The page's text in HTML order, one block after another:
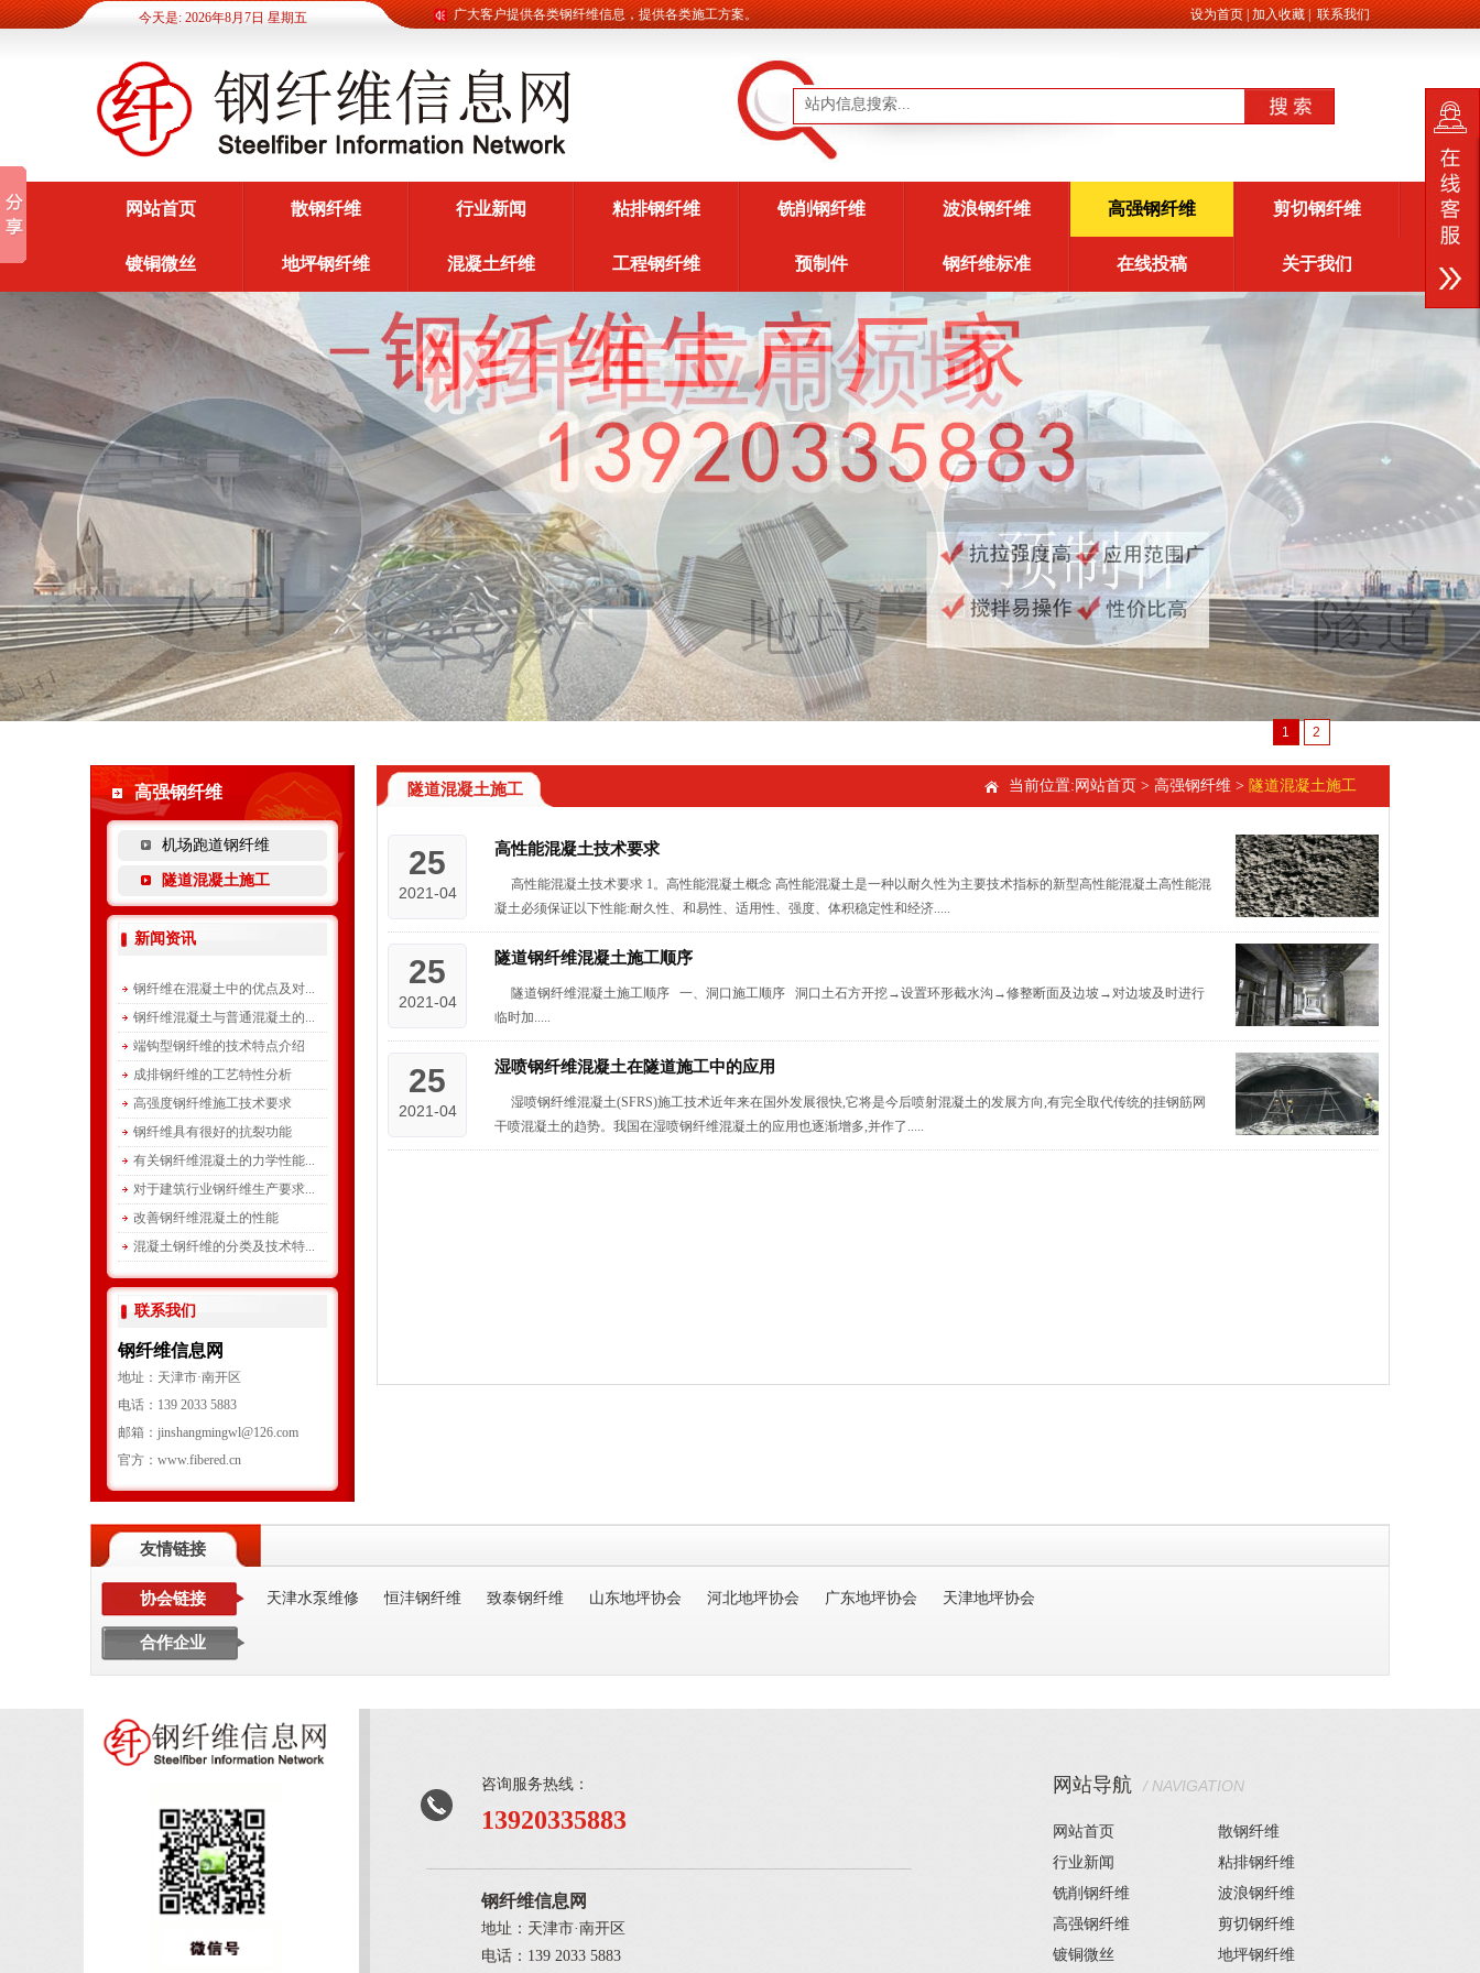
今天是: 2026年8月7日 星期五 设为首页|加入收藏|联系我们
钢纤维信息网为广大客户提供各类钢纤维信息，提供各类施工方案。
网站首页 散钢纤维 行业新闻 粘排钢纤维 铣削钢纤维 波浪钢纤维 高强钢纤维 剪切钢纤维
镀铜微丝 地坪钢纤维 混凝土纤维 工程钢纤维 预制件 钢纤维标准 在线投稿 关于我们
1 2
高强钢纤维
机场跑道钢纤维
隧道混凝土施工
新闻资讯
钢纤维在混凝土中的优点及对...
钢纤维混凝土与普通混凝土的...
端钩型钢纤维的技术特点介绍
成排钢纤维的工艺特性分析
高强度钢纤维施工技术要求
钢纤维具有很好的抗裂功能
有关钢纤维混凝土的力学性能...
对于建筑行业钢纤维生产要求...
改善钢纤维混凝土的性能
混凝土钢纤维的分类及技术特...
联系我们
钢纤维信息网
地址：天津市·南开区
电话：139 2033 5883
邮箱：jinshangmingwl@126.com
官方：www.fibered.cn
隧道混凝土施工 当前位置: 网站首页 > 高强钢纤维 > 隧道混凝土施工
25
2021-04
高性能混凝土技术要求
高性能混凝土技术要求 1。高性能混凝土概念 高性能混凝土是一种以耐久性为主要技术指标的新型高性能混凝土高性能混
凝土必须保证以下性能:耐久性、和易性、适用性、强度、体积稳定性和经济.....
25
2021-04
隧道钢纤维混凝土施工顺序
隧道钢纤维混凝土施工顺序 一、洞口施工顺序 洞口土石方开挖→设置环形截水沟→修整断面及边坡→对边坡及时进行
临时加.....
25
2021-04
湿喷钢纤维混凝土在隧道施工中的应用
湿喷钢纤维混凝土(SFRS)施工技术近年来在国外发展很快,它将是今后喷射混凝土的发展方向,有完全取代传统的挂钢筋网
干喷混凝土的趋势。我国在湿喷钢纤维混凝土的应用也逐渐增多,并作了.....
友情链接
协会链接
合作企业
天津水泵维修 恒沣钢纤维 致泰钢纤维 山东地坪协会 河北地坪协会 广东地坪协会 天津地坪协会
咨询服务热线：
13920335883
钢纤维信息网
地址：天津市·南开区
电话：139 2033 5883
网站导航 / NAVIGATION
网站首页
散钢纤维
行业新闻
粘排钢纤维
铣削钢纤维
波浪钢纤维
高强钢纤维
剪切钢纤维
镀铜微丝
地坪钢纤维